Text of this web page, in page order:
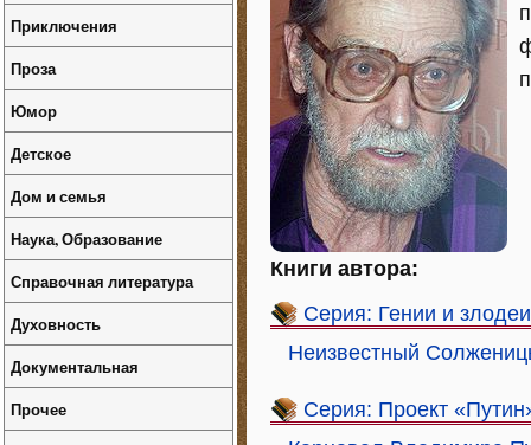
Книги автора:
Серия: Гении и злодеи
Неизвестный
Серия: Проект
Приключения
Проза
Юмор
Детское
Дом и семья
Наука, Образование
Справочная литература
Духовность
Документальная
Прочее